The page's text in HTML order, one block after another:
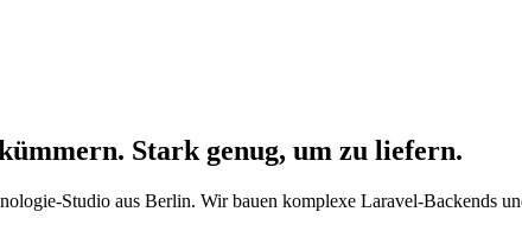
Stark genug, um zu liefern.
Studio aus Berlin. Wir bauen komplexe Laravel-Backends